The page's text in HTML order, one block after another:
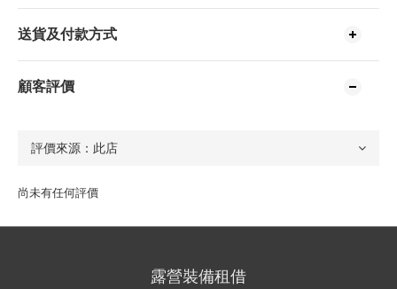
送貨及付款方式
顧客評價
尚未有任何評價
露營裝備租借